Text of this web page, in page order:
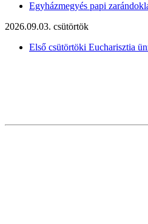
Egyházmegyés papi
2026.09.03. csütörtök
Első csütörtöki Eucharisztia